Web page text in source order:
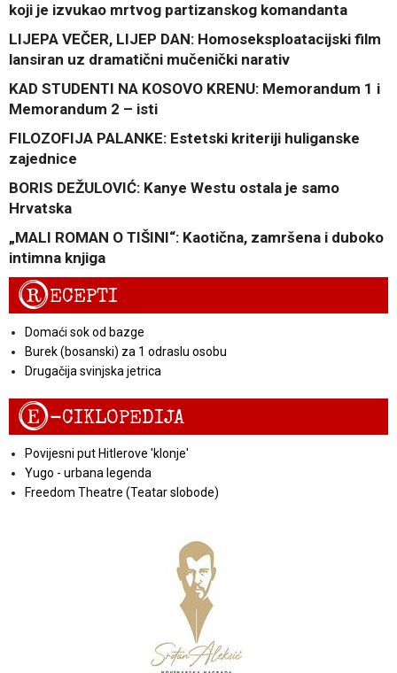
koji je izvukao mrtvog partizanskog komandanta
LIJEPA VEČER, LIJEP DAN: Homoseksploatacijski film
lansiran uz dramatični mučenički narativ
KAD STUDENTI NA KOSOVO KRENU: Memorandum 1 i
Memorandum 2 – isti
FILOZOFIJA PALANKE: Estetski kriteriji huliganske
zajednice
BORIS DEŽULOVIĆ: Kanye Westu ostala je samo
Hrvatska
„MALI ROMAN O TIŠINI“: Kaotična, zamršena i duboko
intimna knjiga
RECEPTI
Domaći sok od bazge
Burek (bosanski) za 1 odraslu osobu
Drugačija svinjska jetrica
E-CIKLOPEDIJA
Povijesni put Hitlerove 'klonje'
Yugo - urbana legenda
Freedom Theatre (Teatar slobode)